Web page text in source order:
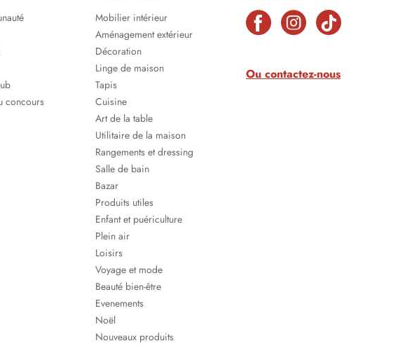
concours
Mobilier intérieur
Aménagement extérieur
Décoration
Linge de maison
Tapis
Cuisine
Art de la table
Utilitaire de la maison
Rangements et dressing
Salle de bain
Bazar
Produits utiles
Enfant et puériculture
Plein air
Loisirs
Voyage et mode
Beauté bien-être
Evenements
Noël
Nouveaux produits
Ou contactez-nous